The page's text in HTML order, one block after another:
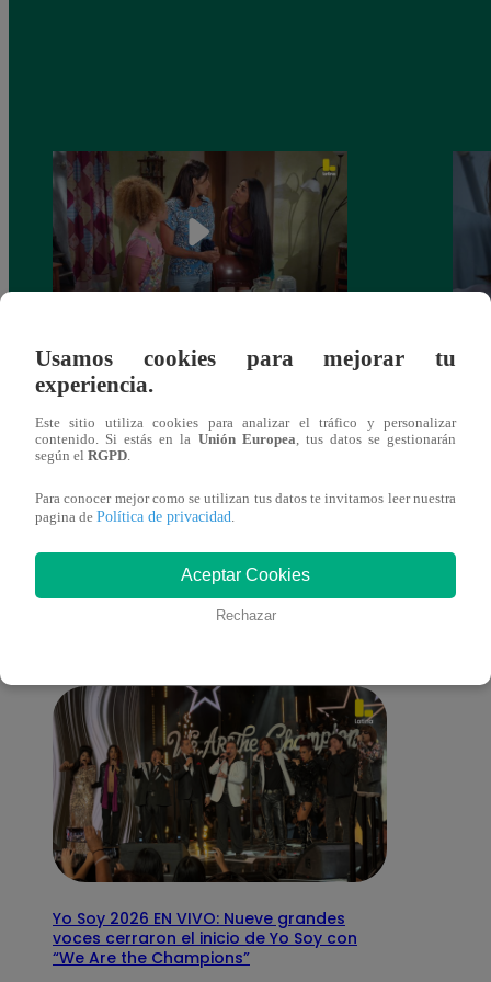
Valentina Valiente capítulo 44: Kathy y
Jenny atan cabos sobre la relación entre
También te puede
interesar
Yo Soy 2026 EN VIVO: Nueve grandes
voces cerraron el inicio de Yo Soy con
“We Are the Champions”
Usamos cookies para mejorar tu
experiencia.
Este sitio utiliza cookies para analizar el tráfico y personalizar
contenido. Si estás en la Unión Europea, tus datos se gestionarán
según el RGPD.
Para conocer mejor como se utilizan tus datos te invitamos leer nuestra
pagina de Política de privacidad.
Aceptar Cookies
Rechazar